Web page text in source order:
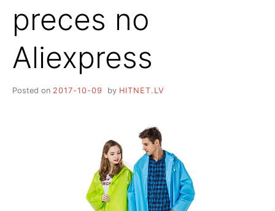
preces no
Aliexpress
Posted on 2017-10-09 by HITNET.LV